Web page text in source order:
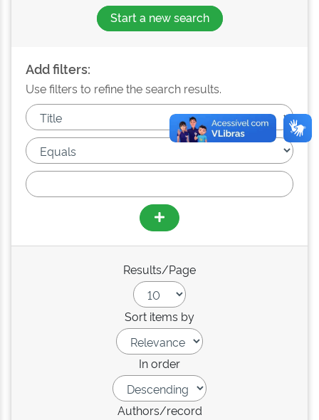
Start a new search
Add filters:
Use filters to refine the search results.
Results/Page
Sort items by
In order
Authors/record